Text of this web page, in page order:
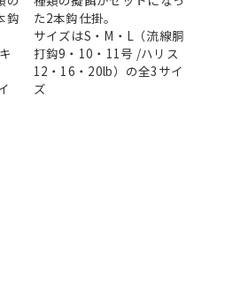
鈎
た2本鈎仕掛。
サイズはS・M・L（流線胴
打鈎9・10・11号 /ハリス
12・16・20lb）の全3サイ
ズ